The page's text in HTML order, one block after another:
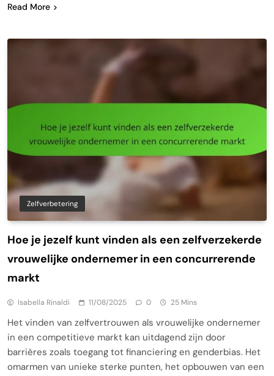
Read More
Zelfverbetering
Hoe je jezelf kunt vinden als een zelfverzekerde
vrouwelijke ondernemer in een concurrerende
markt
Isabella Rinaldi 11/08/2025 0 25 Mins
Het vinden van zelfvertrouwen als vrouwelijke ondernemer
in een competitieve markt kan uitdagend zijn door
barrières zoals toegang tot financiering en genderbias. Het
omarmen van unieke sterke punten, het opbouwen van een